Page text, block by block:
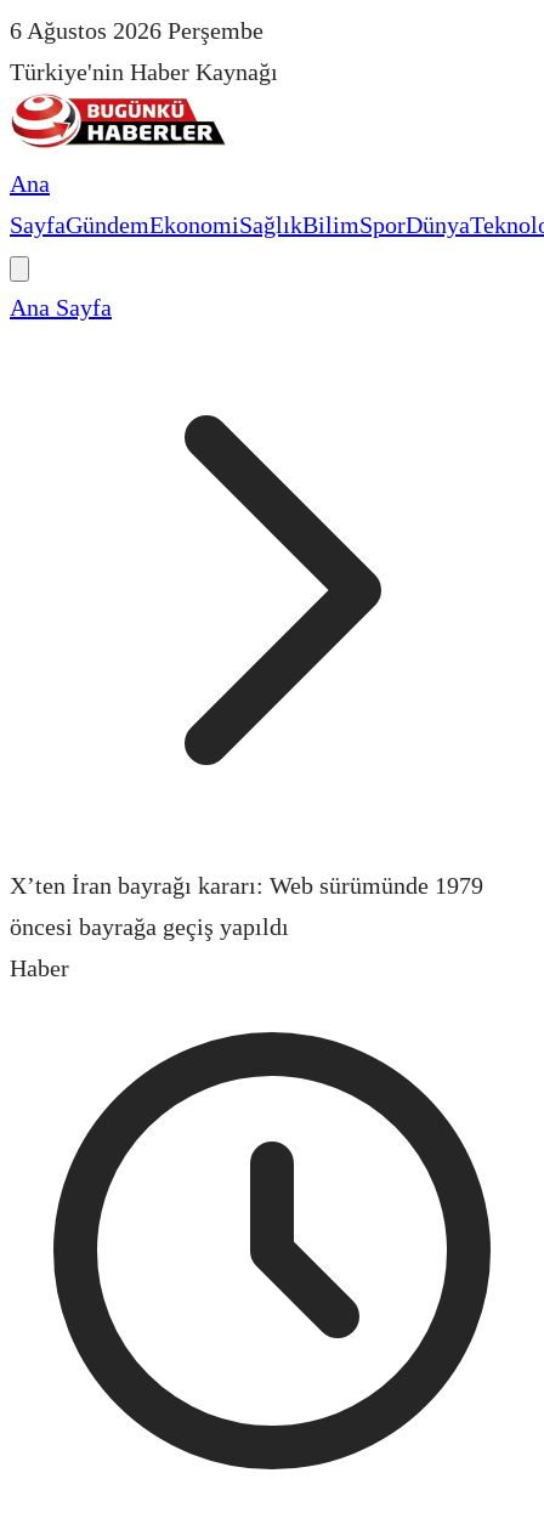
6 Ağustos 2026 Perşembe
Türkiye'nin Haber Kaynağı
Ana
SayfaGündemEkonomiSağlıkBilimSporDünya
Ana Sayfa
X’ten İran bayrağı kararı: Web sürümünde 1979
öncesi bayrağa geçiş yapıldı
Haber